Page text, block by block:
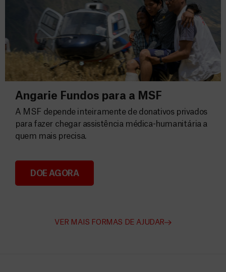
Angarie Fundos para a MSF
Angarie Fundos para a MSF
A MSF depende inteiramente de donativos privados
para fazer chegar assistência médica-humanitária a
quem mais precisa.
DOE AGORA
VER MAIS FORMAS DE AJUDAR